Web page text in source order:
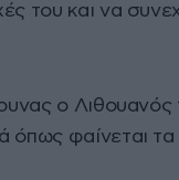
του και να
ο Λιθουανός
όπως φαίνεται τα